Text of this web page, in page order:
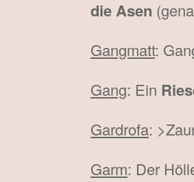
die Asen
Gangmatt:
Gang: Ein
Gardrofa:
Garm: Der